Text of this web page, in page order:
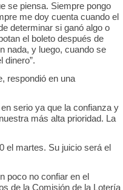
se piensa. Siempre pongo
me doy cuenta cuando el
determinar si ganó algo o
el boleto después de
nada, y luego, cuando se
dinero”.
respondió en una
serio ya que la confianza y
más alta prioridad. La
el martes. Su juicio será el
poco no confiar en el
de la Comisión de la Lotería